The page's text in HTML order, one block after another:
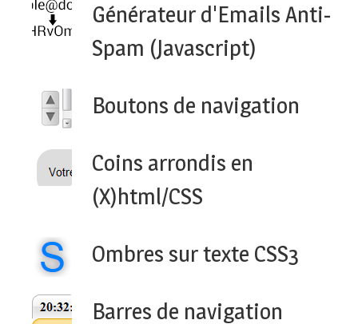
Générateur d'Emails Anti-
Spam (Javascript)
Boutons de navigation
Coins arrondis en
(X)html/CSS
Ombres sur texte CSS3
Barres de navigation